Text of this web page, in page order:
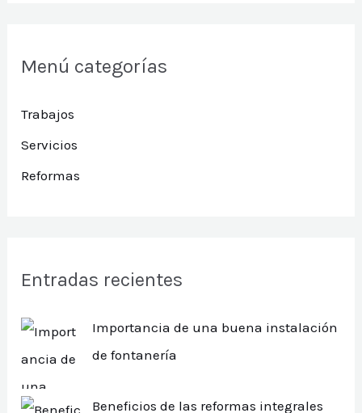
Menú categorías
Trabajos
Servicios
Reformas
Entradas recientes
Importancia de una buena instalación
de fontanería
Beneficios de las reformas integrales